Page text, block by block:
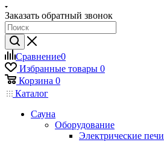
Заказать обратный звонок
Сравнение0
Избранные товары 0
Корзина 0
Каталог
Сауна
Оборудование
Электрические печи